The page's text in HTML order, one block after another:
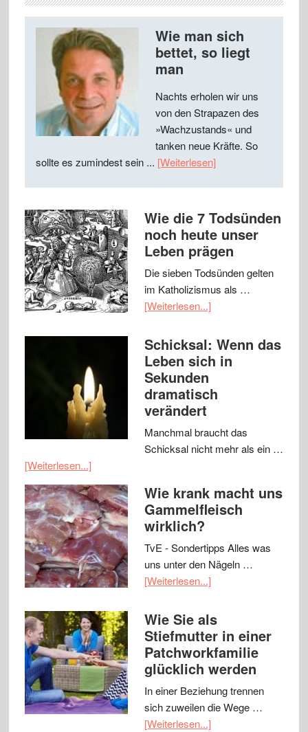
Wie man sich
bettet, so liegt
man
Nachts erholen wir uns
von den Strapazen des
»Wachzustands« und
tanken neue Kräfte. So
sollte es zumindest sein ... [Weiterlesen]
Wie die 7 Todsünden
noch heute unser
Leben prägen
Die sieben Todsünden gelten
im Katholizismus als …
[Weiterlesen...]
Schicksal: Wenn das
Leben sich in
Sekunden
dramatisch
verändert
Manchmal braucht das
Schicksal nicht mehr als ein …
[Weiterlesen...]
Wie krank macht uns
Gammelfleisch
wirklich?
TvE - Sondertipps Alles was
uns unter den Nägeln …
[Weiterlesen...]
Wie Sie als
Stiefmutter in einer
Patchworkfamilie
glücklich werden
In einer Beziehung trennen
sich zuweilen die Wege …
[Weiterlesen...]